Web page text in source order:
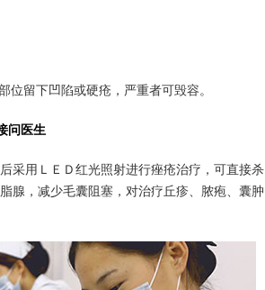
留下凹陷或硬疮，严重者可毁容。
问医生
采用ＬＥＤ红光照射进行痤疮治疗，可直接杀
腺，减少毛囊阻塞，对治疗丘疹、脓疱、囊肿